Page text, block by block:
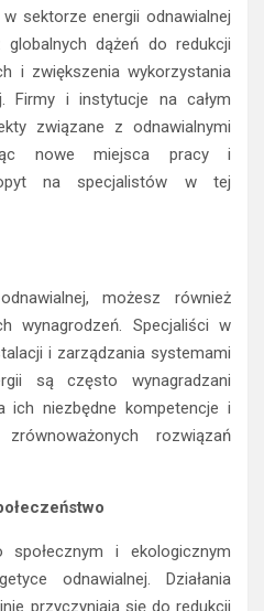
sektorze energii odnawialnej
dążeń do redukcji
i zwiększenia wykorzystania
Firmy i instytucje na całym
związane z odnawialnymi
nowe miejsca pracy i
na specjalistów w tej
możesz również
wynagrodzeń. Specjaliści w
i zarządzania systemami
są często wynagradzani
ich niezbędne kompetencje i
rozwiązań
i ekologicznym
odnawialnej. Działania
przyczyniają się do redukcji